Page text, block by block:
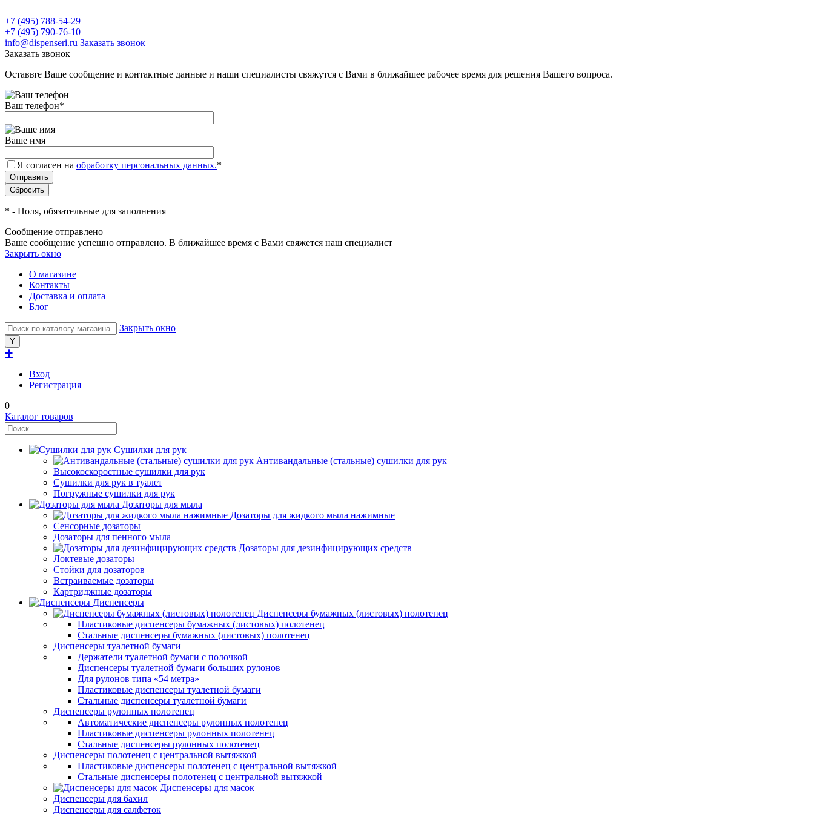
+7 (495) 788-54-29
+7 (495) 790-76-10
info@dispenseri.ru Заказать звонок
Заказать звонок
Оставьте Ваше сообщение и контактные данные и наши специалисты свяжутся с Вами в ближайшее рабочее время для решения Вашего вопроса.
Ваш телефон*
Ваше имя
Я согласен на обработку персональных данных.*
* - Поля, обязательные для заполнения
Сообщение отправлено
Ваше сообщение успешно отправлено. В ближайшее время с Вами свяжется наш специалист
Закрыть окно
О магазине
Контакты
Доставка и оплата
Блог
Закрыть окно
✚
Вход
Регистрация
0
Каталог товаров
Сушилки для рук
Антивандальные (стальные) сушилки для рук
Высокоскоростные сушилки для рук
Сушилки для рук в туалет
Погружные сушилки для рук
Дозаторы для мыла
Дозаторы для жидкого мыла нажимные
Сенсорные дозаторы
Дозаторы для пенного мыла
Дозаторы для дезинфицирующих средств
Локтевые дозаторы
Стойки для дозаторов
Встраиваемые дозаторы
Картриджные дозаторы
Диспенсеры
Диспенсеры бумажных (листовых) полотенец
Пластиковые диспенсеры бумажных (листовых) полотенец
Стальные диспенсеры бумажных (листовых) полотенец
Диспенсеры туалетной бумаги
Держатели туалетной бумаги с полочкой
Диспенсеры туалетной бумаги больших рулонов
Для рулонов типа «54 метра»
Пластиковые диспенсеры туалетной бумаги
Стальные диспенсеры туалетной бумаги
Диспенсеры рулонных полотенец
Автоматические диспенсеры рулонных полотенец
Пластиковые диспенсеры рулонных полотенец
Стальные диспенсеры рулонных полотенец
Диспенсеры полотенец с центральной вытяжкой
Пластиковые диспенсеры полотенец с центральной вытяжкой
Стальные диспенсеры полотенец с центральной вытяжкой
Диспенсеры для масок
Диспенсеры для бахил
Диспенсеры для салфеток